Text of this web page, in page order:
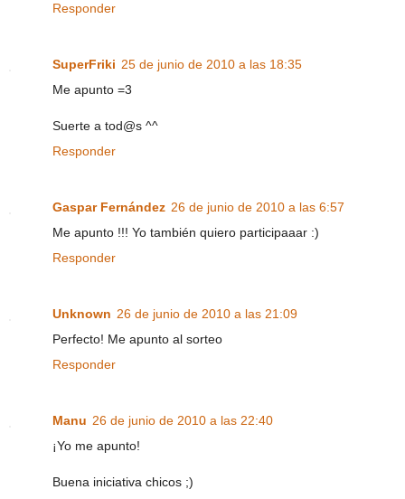
Responder
SuperFriki 25 de junio de 2010 a las 18:35
Me apunto =3
Suerte a tod@s ^^
Responder
Gaspar Fernández 26 de junio de 2010 a las 6:57
Me apunto !!! Yo también quiero participaaar :)
Responder
Unknown 26 de junio de 2010 a las 21:09
Perfecto! Me apunto al sorteo
Responder
Manu 26 de junio de 2010 a las 22:40
¡Yo me apunto!
Buena iniciativa chicos ;)